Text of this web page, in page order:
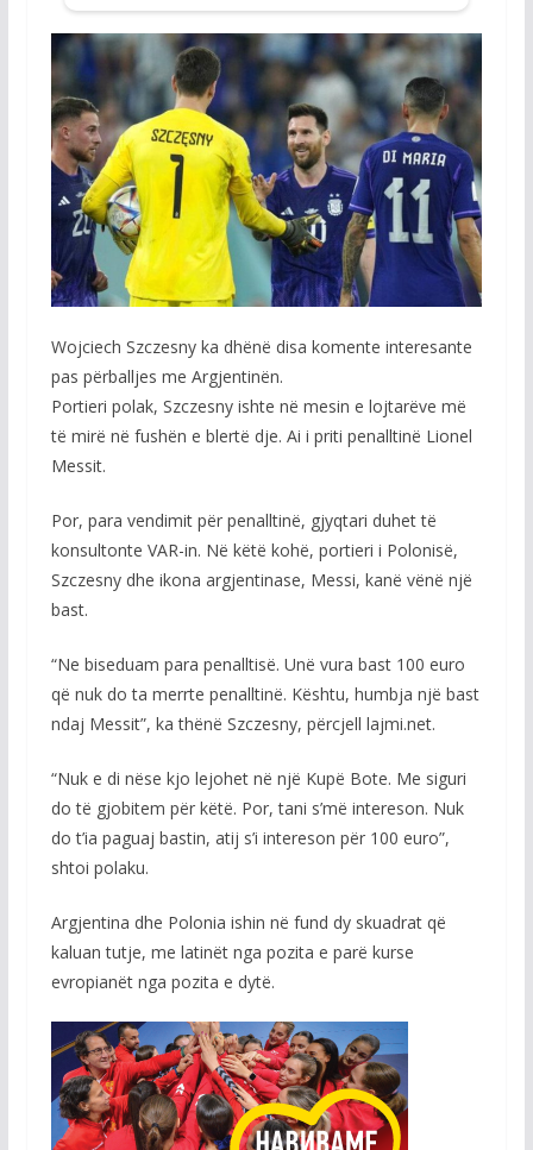
Wojciech Szczesny ka dhënë disa komente interesante
pas përballjes me Argjentinën.
Portieri polak, Szczesny ishte në mesin e lojtarëve më
të mirë në fushën e blertë dje. Ai i priti penalltinë Lionel
Messit.
Por, para vendimit për penalltinë, gjyqtari duhet të
konsultonte VAR-in. Në këtë kohë, portieri i Polonisë,
Szczesny dhe ikona argjentinase, Messi, kanë vënë një
bast.
“Ne biseduam para penalltisë. Unë vura bast 100 euro
që nuk do ta merrte penalltinë. Kështu, humbja një bast
ndaj Messit”, ka thënë Szczesny, përcjell lajmi.net.
“Nuk e di nëse kjo lejohet në një Kupë Bote. Me siguri
do të gjobitem për këtë. Por, tani s’më intereson. Nuk
do t’ia paguaj bastin, atij s’i intereson për 100 euro”,
shtoi polaku.
Argjentina dhe Polonia ishin në fund dy skuadrat që
kaluan tutje, me latinët nga pozita e parë kurse
evropianët nga pozita e dytë.